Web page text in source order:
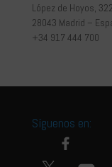
López de Hoyos, 322
28043 Madrid –
+34 917 444 700